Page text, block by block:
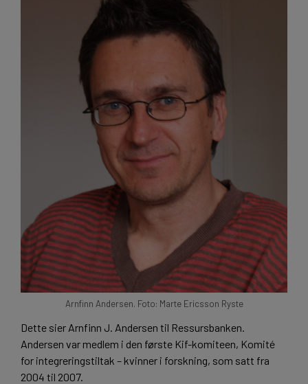
Arnfinn Andersen. Foto: Marte Ericsson Ryste
Dette sier Arnfinn J. Andersen til Ressursbanken.
Andersen var medlem i den første Kif-komiteen, Komité
for integreringstiltak – kvinner i forskning, som satt fra
2004 til 2007.